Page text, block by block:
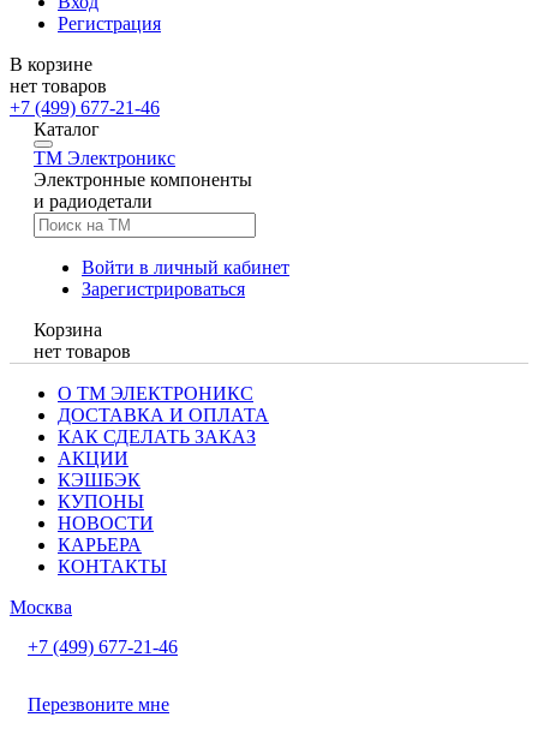
Регистрация
В корзине
нет товаров
+7 (499) 677-21-46
Каталог
TM Электроникс
Электронные компоненты
и радиодетали
Войти в личный кабинет
Зарегистрироваться
Корзина
нет товаров
О ТМ ЭЛЕКТРОНИКС
ДОСТАВКА И ОПЛАТА
КАК СДЕЛАТЬ ЗАКАЗ
АКЦИИ
КЭШБЭК
КУПОНЫ
НОВОСТИ
КАРЬЕРА
КОНТАКТЫ
Москва
+7 (499) 677-21-46
Перезвоните мне